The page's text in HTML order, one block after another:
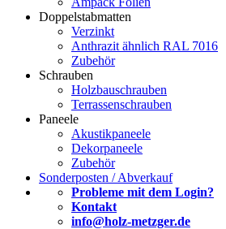
Doppelstabmatten
Verzinkt
Anthrazit ähnlich RAL 7016
Zubehör
Schrauben
Holzbauschrauben
Terrassenschrauben
Paneele
Akustikpaneele
Dekorpaneele
Zubehör
Sonderposten / Abverkauf
Probleme mit dem Login?
Kontakt
info@holz-metzger.de